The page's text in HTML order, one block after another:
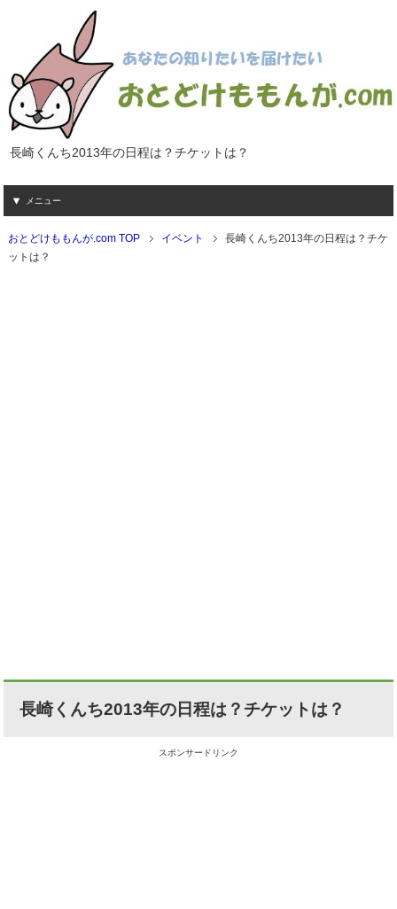
長崎くんち2013年の日程は？チケットは？
メニュー
おとどけももんが.com TOP イベント
長崎くんち2013年の日程は？チケ
ットは？
長崎くんち2013年の日程は？チケットは？
スポンサードリンク